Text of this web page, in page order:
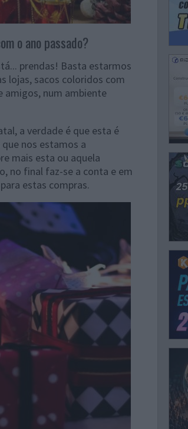
o ano passado?
prendas! Basta estarmos
lojas, sacos coloridos com
amigos, num ambiente
a verdade é que esta é
nos estamos a
mais esta ou aquela
no final faz-se a conta e em
estas compras.